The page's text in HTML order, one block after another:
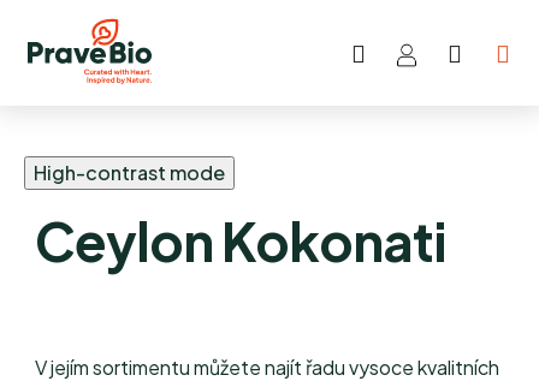
Přejít
Hledat
High-contrast mode
Ceylon Kokonati
V jejím sortimentu můžete najít řadu vysoce kvalitních